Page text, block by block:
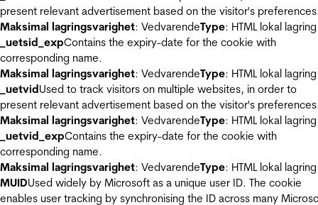
present relevant advertisement based on the visitor's
Maksimal lagringsvarighet: VedvarendeType: HTML lokal lagring
_uetsid_expContains the expiry-date for the cookie with
corresponding name.
Maksimal lagringsvarighet: VedvarendeType: HTML lokal lagring
_uetvidUsed to track visitors on multiple websites, in order to
present relevant advertisement based on the visitor's
Maksimal lagringsvarighet: VedvarendeType: HTML lokal lagring
_uetvid_expContains the expiry-date for the cookie with
corresponding name.
Maksimal lagringsvarighet: VedvarendeType: HTML lokal lagring
MUIDUsed widely by Microsoft as a unique user ID. The cookie
enables user tracking by synchronising the ID across many